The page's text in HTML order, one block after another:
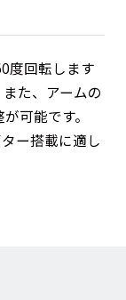
度回転します
た、アームの
可能です。
ー搭載に適し